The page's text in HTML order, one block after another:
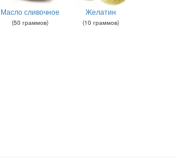
Масло сливочное
(50 граммов)
Желатин
(10 граммов)